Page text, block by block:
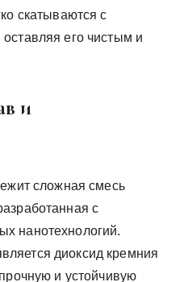
скатываются с
его чистым и
и
сложная смесь
с
нанотехнологий.
диоксид кремния
и устойчивую